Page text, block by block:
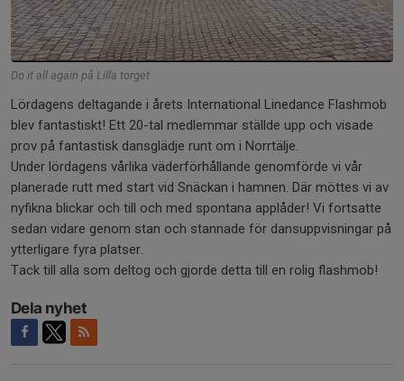
Do it all again på Lilla torget
Lördagens deltagande i årets International Linedance Flashmob
blev fantastiskt! Ett 20-tal medlemmar ställde upp och visade
prov på fantastisk dansglädje runt om i Norrtälje.
Under lördagens vårlika väderförhållande genomförde vi vår
planerade rutt med start vid Snäckan i hamnen. Där möttes vi av
nyfikna blickar och till och med spontana applåder! Vi fortsatte
sedan vidare genom stan och stannade för dansuppvisningar på
ytterligare fyra platser.
Tack till alla som deltog och gjorde detta till en rolig flashmob!
Dela nyhet